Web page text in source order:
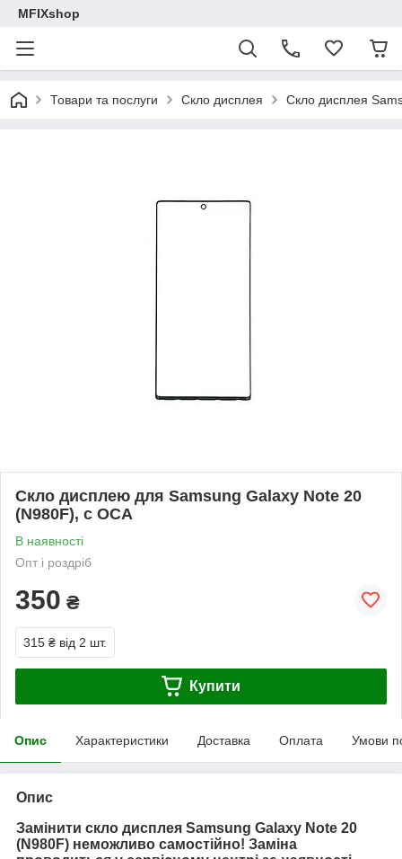
MFIXshop
Товари та послуги Скло дисплея Скло дисплея
Скло дисплею для Samsung Galaxy Note 20
(N980F), с OCA
В наявності
Опт і роздріб
350 ₴
315 ₴ від 2 шт.
Купити
Опис Характеристики Доставка Оплата Умови
Опис
Замінити скло дисплея Samsung Galaxy Note 20
(N980F) неможливо самостійно! Заміна